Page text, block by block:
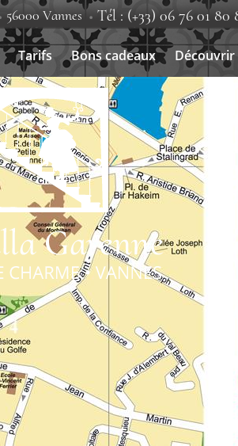
56000 Vannes Tél : (+33) 06 76 01 80
Tarifs Bons cadeaux Découvrir